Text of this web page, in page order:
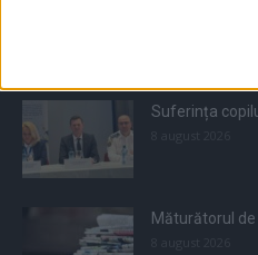
Suferința
Măturătorul